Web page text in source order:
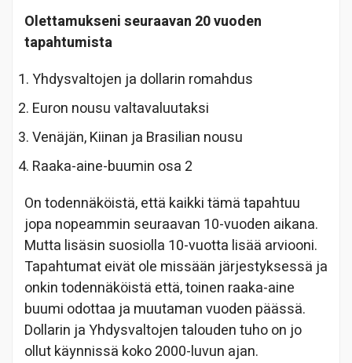
Olettamukseni seuraavan 20 vuoden
tapahtumista
Yhdysvaltojen ja dollarin romahdus
Euron nousu valtavaluutaksi
Venäjän, Kiinan ja Brasilian nousu
Raaka-aine-buumin osa 2
On todennäköistä, että kaikki tämä tapahtuu
jopa nopeammin seuraavan 10-vuoden aikana.
Mutta lisäsin suosiolla 10-vuotta lisää arviooni.
Tapahtumat eivät ole missään järjestyksessä ja
onkin todennäköistä että, toinen raaka-aine
buumi odottaa ja muutaman vuoden päässä.
Dollarin ja Yhdysvaltojen talouden tuho on jo
ollut käynnissä koko 2000-luvun ajan.